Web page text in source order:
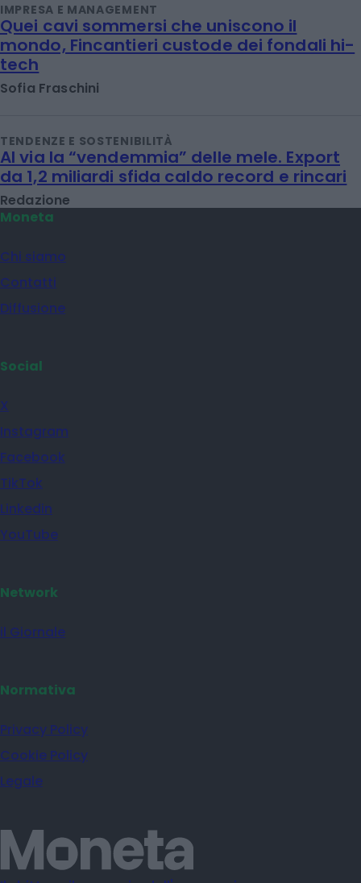
IMPRESA E MANAGEMENT
Quei cavi sommersi che uniscono il
mondo, Fincantieri custode dei fondali hi-
tech
Sofia Fraschini
TENDENZE E SOSTENIBILITÀ
Al via la “vendemmia” delle mele. Export
da 1,2 miliardi sfida caldo record e rincari
Redazione
Moneta
Chi siamo
Contatti
Diffusione
Social
X
Instagram
Facebook
TikTok
Linkedin
YouTube
Network
il Giornale
Normativa
Privacy Policy
Cookie Policy
Legale